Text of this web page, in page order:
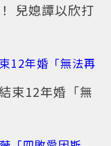
兒媳譚以欣打
束12年婚「無